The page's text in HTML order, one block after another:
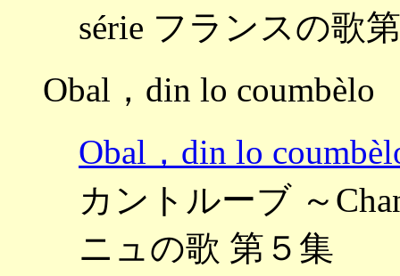
série フランスの歌
Obal，din lo coumbèlo
Obal，din lo
カントルーブ ～
ニュの歌 第５集